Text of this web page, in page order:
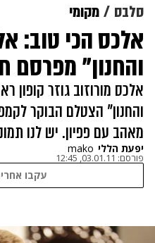
סלבס מקומי
אלכס הכי טוב:
והחנון" מפרסם
אלכס מורוזוב גוזר קופון
והחנון" הצטלם הבוקר
מאהב עם פפיון. יש לנו
יפעת הללי mako
פורסם: 03.01.11, 12:45
עקבו